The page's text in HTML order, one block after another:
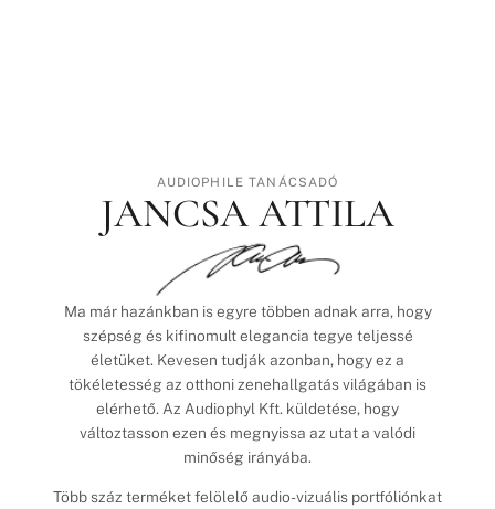
AUDIOPHILE TANÁCSADÓ
JANCSA ATTILA
Ma már hazánkban is egyre többen adnak arra, hogy
szépség és kifinomult elegancia tegye teljessé
életüket. Kevesen tudják azonban, hogy ez a
tökéletesség az otthoni zenehallgatás világában is
elérhető. Az Audiophyl Kft. küldetése, hogy
változtasson ezen és megnyissa az utat a valódi
minőség irányába.
Több száz terméket felölelő audio-vizuális portfóliónkat